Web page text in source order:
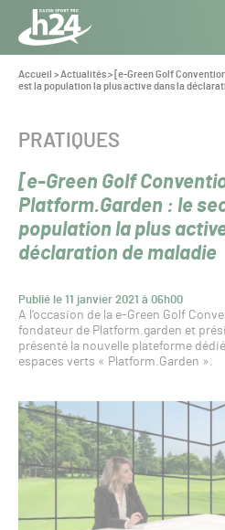
Panneau de gestion des cookies
Aller au contenu
Toute
l’info
du Gazon
Vous
êtes
Accueil >Actualités> [e-Green Golf
est la population la plus active dans la
[e-Green Golf
Platform.Garden : le
population la plus
déclaration de maladie
Publié le 11 janvier 2021 à 06h00
CATÉGORIE :
PRATIQUES
A l’occasion de la e-Green Golf
fondateur de Platform.garden et
présenté la nouvelle plateforme
espaces verts « Platform.Garden ».